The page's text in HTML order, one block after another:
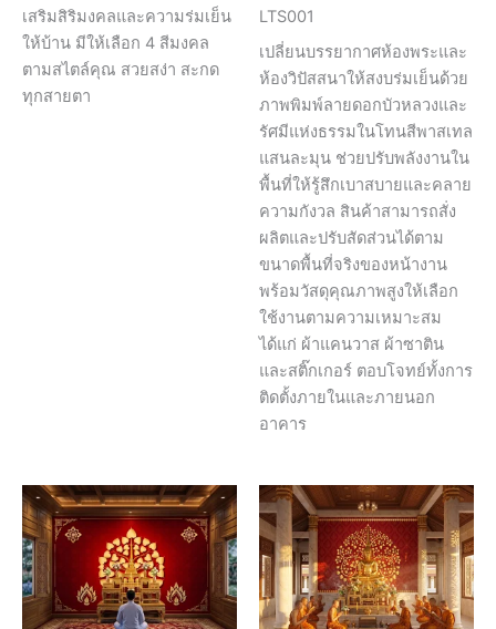
เสริมสิริมงคลและความร่มเย็น
ให้บ้าน มีให้เลือก 4 สีมงคล
ตามสไตล์คุณ สวยสง่า สะกด
ทุกสายตา
LTS001
เปลี่ยนบรรยากาศห้องพระและ
ห้องวิปัสสนาให้สงบร่มเย็นด้วย
ภาพพิมพ์ลายดอกบัวหลวงและ
รัศมีแห่งธรรมในโทนสีพาสเทล
แสนละมุน ช่วยปรับพลังงานใน
พื้นที่ให้รู้สึกเบาสบายและคลาย
ความกังวล สินค้าสามารถสั่ง
ผลิตและปรับสัดส่วนได้ตาม
ขนาดพื้นที่จริงของหน้างาน
พร้อมวัสดุคุณภาพสูงให้เลือก
ใช้งานตามความเหมาะสม
ได้แก่ ผ้าแคนวาส ผ้าซาติน
และสติ๊กเกอร์ ตอบโจทย์ทั้งการ
ติดตั้งภายในและภายนอก
อาคาร